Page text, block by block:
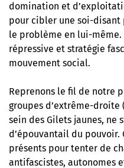
domination et
pour cibler une soi-
le problème en lui-même.
répressive et stratégie
mouvement social.
Reprenons le fil de notre
groupes d’extrême-droite
sein des Gilets jaunes, ne
d’épouvantail du
présents pour tenter de
antifascistes, autonomes